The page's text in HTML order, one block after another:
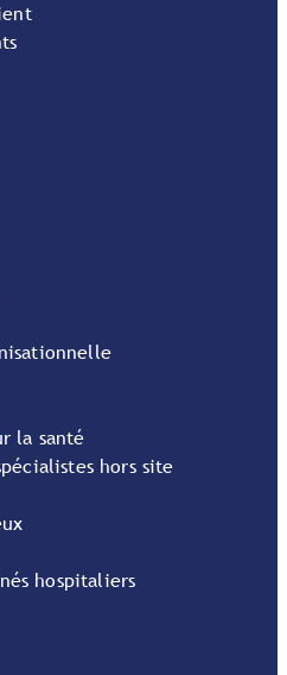
la santé
hors site
hospitaliers